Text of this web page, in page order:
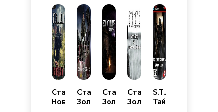
Сталкер
Новый
Сталкер
Золотой
Сталкер
Золотой
Сталкер
Золотой
S.T.A.L.K.E.R.
Тайные